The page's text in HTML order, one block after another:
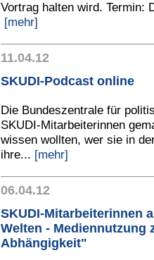
Vortrag halten wird. Termin:
[mehr]
11.04.12
SKUDI-Podcast online
Die Bundeszentrale für
SKUDI-Mitarbeiterinnen
wissen wollten, wer sie in
ihre... [mehr]
06.04.12
SKUDI-Mitarbeiterinnen
Welten - Mediennutzung
Abhängigkeit"